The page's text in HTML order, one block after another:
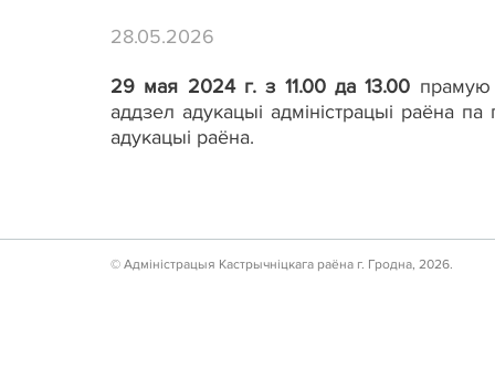
28.05.2026
29 мая 2024 г. з 11.00 да 13.00
аддзел адукацыі адміністрацыі раёна
адукацыі раёна.
© Адмiнiстрацыя Кастрычнiцкага раёна г. Гродна, 2026.